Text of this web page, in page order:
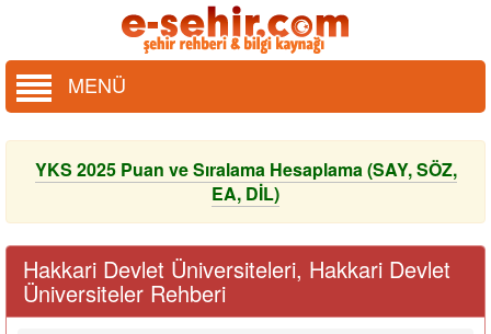
MENÜ
YKS 2025 Puan ve Sıralama Hesaplama (SAY, SÖZ,
EA, DİL)
Hakkari Devlet Üniversiteleri, Hakkari Devlet
Üniversiteler Rehberi